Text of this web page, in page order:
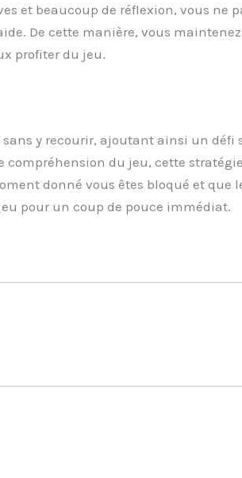
et beaucoup de réflexion, vous ne
De cette manière, vous
profiter du jeu.
y recourir, ajoutant ainsi un
du jeu, cette
donné vous êtes bloqué et que
pour un coup de pouce immédiat.